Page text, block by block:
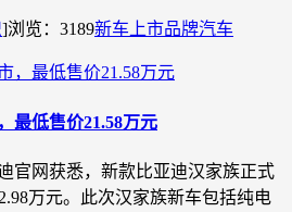
]浏览：3189新车上市品牌汽车
最低售价21.58万元
官网获悉，新款比亚迪汉家族正式
万元。此次汉家族新车包括纯电